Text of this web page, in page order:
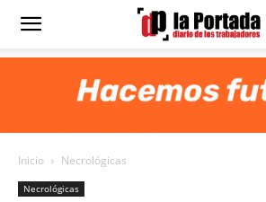
Diario
Portada
Inicio Necrológicas
Necrológicas